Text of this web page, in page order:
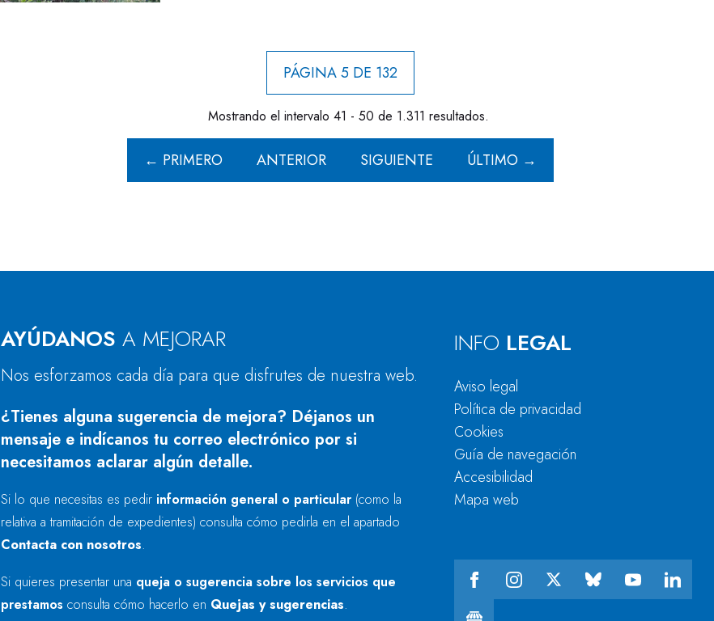
PÁGINA 5 DE 132
Mostrando el intervalo 41 - 50 de 1.311 resultados.
← PRIMERO ANTERIOR SIGUIENTE ÚLTIMO →
AYÚDANOS A MEJORAR
Nos esforzamos cada día para que disfrutes de nuestra web.
¿Tienes alguna sugerencia de mejora? Déjanos un
mensaje e indícanos tu correo electrónico por si
necesitamos aclarar algún detalle.
Si lo que necesitas es pedir información general o particular (como la
relativa a tramitación de expedientes) consulta cómo pedirla en el apartado
Contacta con nosotros.
Si quieres presentar una queja o sugerencia sobre los servicios que
prestamos consulta cómo hacerlo en Quejas y sugerencias.
INFO LEGAL
Aviso legal
Política de privacidad
Cookies
Guía de navegación
Accesibilidad
Mapa web